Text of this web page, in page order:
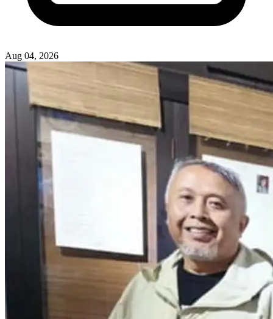
Aug 04, 2026